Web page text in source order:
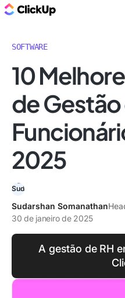
SOFTWARE
10
de
2025
Sudarshan Somanathan
30 de janeiro de 2025
A gestão de RH